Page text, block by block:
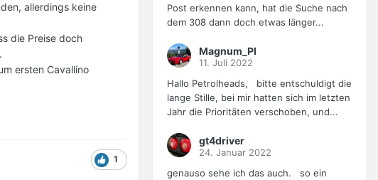
allerdings keine
die Preise doch
ersten Cavallino
1
Post erkennen kann, hat die Suche nach
dem 308 dann doch etwas länger...
Magnum_PI
11. Juli 2022
Hallo Petrolheads, bitte entschuldigt die
lange Stille, bei mir hatten sich im letzten
Jahr die Prioritäten verschoben, und...
gt4driver
24. Januar 2022
genauso sehe ich das auch. so ein